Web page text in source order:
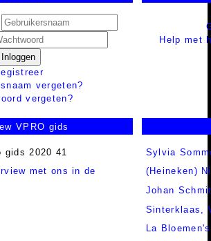
Inloggen
vergeten?
vergeten?
Help met
VPRO gids
met ons in de
Sylvia
(Heineken)
Johan
Sinterklaas,
La